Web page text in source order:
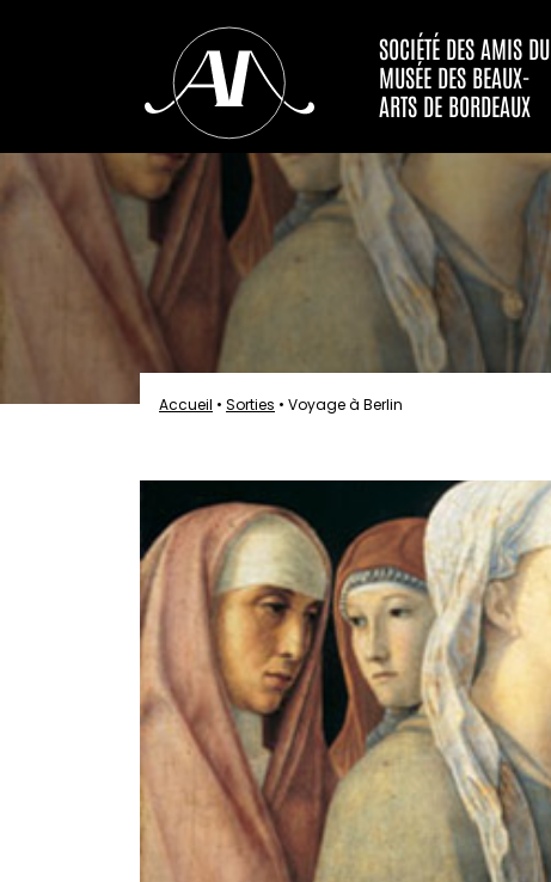
SOCIÉTÉ DES AMIS DU
MUSÉE DES BEAUX-
ARTS DE BORDEAUX
Accueil • Sorties • Voyage à Berlin